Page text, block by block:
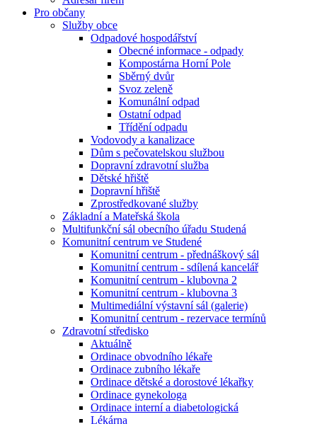
Pro občany
Služby obce
Odpadové hospodářství
Obecné informace - odpady
Kompostárna Horní Pole
Sběrný dvůr
Svoz zeleně
Komunální odpad
Ostatní odpad
Třídění odpadu
Vodovody a kanalizace
Dům s pečovatelskou službou
Dopravní zdravotní služba
Dětské hřiště
Dopravní hřiště
Zprostředkované služby
Základní a Mateřská škola
Multifunkční sál obecního úřadu Studená
Komunitní centrum ve Studené
Komunitní centrum - přednáškový sál
Komunitní centrum - sdílená kancelář
Komunitní centrum - klubovna 2
Komunitní centrum - klubovna 3
Multimediální výstavní sál (galerie)
Komunitní centrum - rezervace termínů
Zdravotní středisko
Aktuálně
Ordinace obvodního lékaře
Ordinace zubního lékaře
Ordinace dětské a dorostové lékařky
Ordinace gynekologa
Ordinace interní a diabetologická
Lékárna